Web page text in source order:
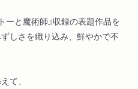
ーと魔術師』収録の表題作品を
しさを織り込み、鮮やかで不
て、